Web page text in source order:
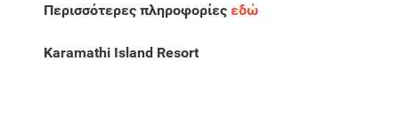
Περισσότερες πληροφορίες εδώ
Karamathi Island Resort